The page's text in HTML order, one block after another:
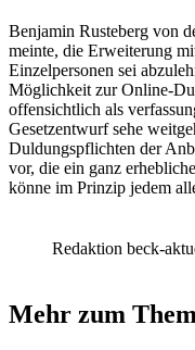
Benjamin Rusteberg von
meinte, die Erweiterung
Einzelpersonen sei
Möglichkeit zur Online-
offensichtlich als
Gesetzentwurf sehe
Duldungspflichten der
vor, die ein ganz
könne im Prinzip jedem
Redaktion beck-
Mehr zum